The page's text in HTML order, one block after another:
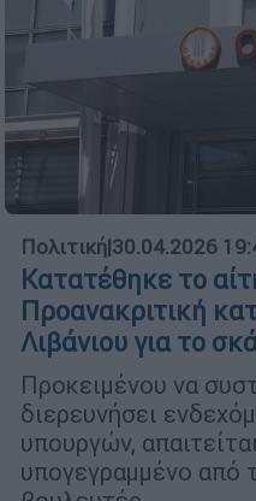
Πολιτική|30.04.2026
Κατατέθηκε το
Προανακριτική
Λιβάνιου για το
Προκειμένου να
διερευνήσει
υπουργών,
υπογεγραμμένο από